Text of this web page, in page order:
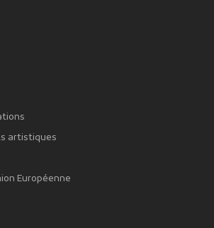
artistiques
Européenne